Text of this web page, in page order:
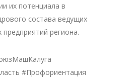
их потенциала в
состава ведущих
региона.
#Профориентация